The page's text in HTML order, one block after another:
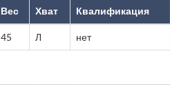
Вес Хват Квалификация
45 Л нет